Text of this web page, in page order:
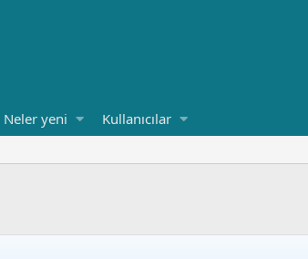
Neler yeni Kullanıcılar